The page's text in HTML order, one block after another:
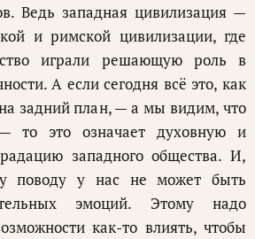
Ведь западная цивилизация —
и римской цивилизации, где
играли решающую роль в
А если сегодня всё это, как
задний план, — а мы видим, что
то это означает духовную и
западного общества. И,
поводу у нас не может быть
эмоций. Этому надо
как-то влиять, чтобы